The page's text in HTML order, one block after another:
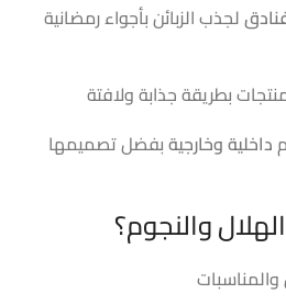
لجذب الزبائن بأجواء رمضانية
بطريقة جذابة ولافتة
داخلية وخارجيةبفضل تصميمها
والنجوم؟